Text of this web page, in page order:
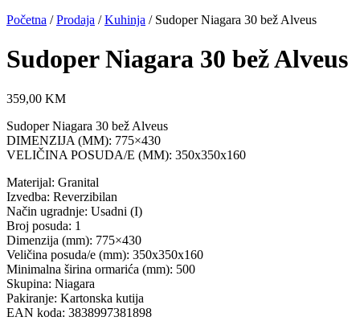
Početna /Prodaja /Kuhinja / Sudoper Niagara 30 bež Alveus
Sudoper Niagara 30 bež Alveus
359,00 KM
Sudoper Niagara 30 bež Alveus
DIMENZIJA (MM): 775×430
VELIČINA POSUDA/E (MM): 350x350x160
Materijal: Granital
Izvedba: Reverzibilan
Način ugradnje: Usadni (I)
Broj posuda: 1
Dimenzija (mm): 775×430
Veličina posuda/e (mm): 350x350x160
Minimalna širina ormarića (mm): 500
Skupina: Niagara
Pakiranje: Kartonska kutija
EAN koda: 3838997381898